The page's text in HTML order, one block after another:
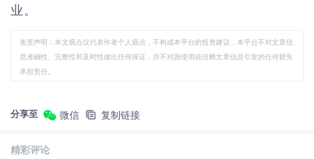
业。
免责声明：本文观点仅代表作者个人观点，不构成本平台的投资建议，本平台不对文章信
息准确性、完整性和及时性做出任何保证，亦不对因使用或信赖文章信息引发的任何损失
承担责任。
分享至 微信 复制链接
精彩评论